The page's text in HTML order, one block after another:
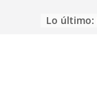
Lo último: